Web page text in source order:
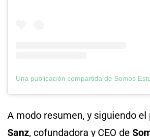
A modo resumen, y siguiendo el
Sanz, cofundadora y CEO de